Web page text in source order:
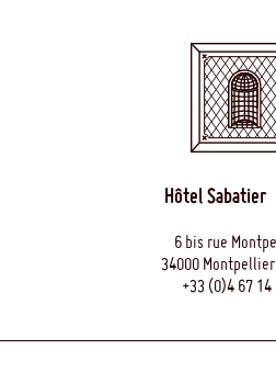
Hôtel Sabatier
6 bis rue
34000
+33 (0)4 67 14